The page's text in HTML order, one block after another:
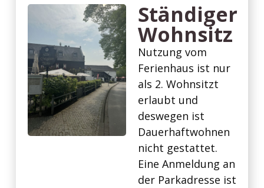
Ständiger
Wohnsitz
Nutzung vom
Ferienhaus ist nur
als 2. Wohnsitzt
erlaubt und
deswegen ist
Dauerhaftwohnen
nicht gestattet.
Eine Anmeldung an
der Parkadresse ist